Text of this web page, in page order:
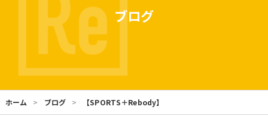
ブログ
ホーム ブログ 【SPORTS＋Rebody】